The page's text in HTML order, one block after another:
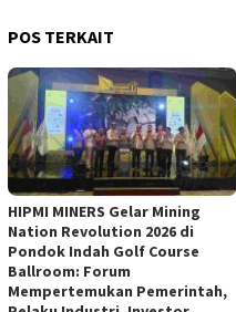
POS TERKAIT
HIPMI MINERS Gelar Mining
Nation Revolution 2026 di
Pondok Indah Golf Course
Ballroom: Forum
Mempertemukan Pemerintah,